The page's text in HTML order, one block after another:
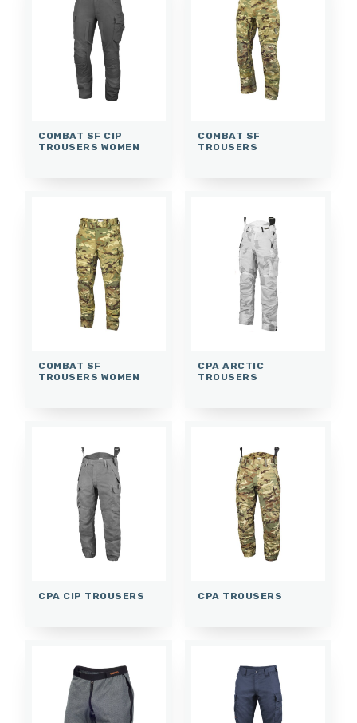
COMBAT SF CIP
TROUSERS WOMEN
COMBAT SF
TROUSERS
COMBAT SF
TROUSERS WOMEN
CPA ARCTIC
TROUSERS
CPA CIP TROUSERS CPA TROUSERS